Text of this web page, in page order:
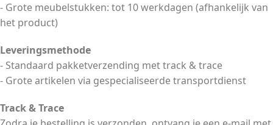
- Grote meubelstukken: tot 10 werkdagen (afhankelijk van
het product)
Leveringsmethode
- Standaard pakketverzending met track & trace
- Grote artikelen via gespecialiseerde transportdienst
Track & Trace